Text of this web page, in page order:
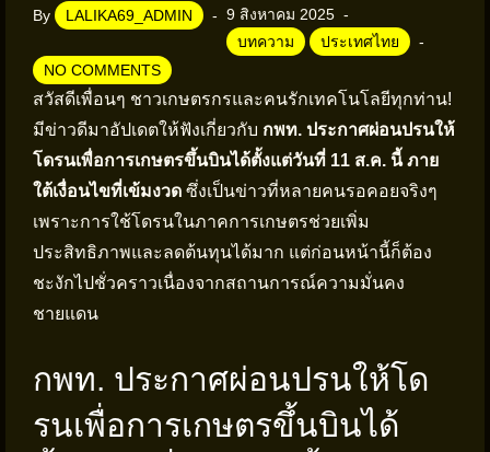
By LALIKA69_ADMIN
9 สิงหาคม 2025
บทความ
ประเทศไทย
NO COMMENTS
สวัสดีเพื่อนๆ ชาวเกษตรกรและคนรักเทคโนโลยีทุกท่าน!
มีข่าวดีมาอัปเดตให้ฟังเกี่ยวกับ กพท. ประกาศผ่อนปรนให้
โดรนเพื่อการเกษตรขึ้นบินได้ตั้งแต่วันที่ 11 ส.ค. นี้ ภาย
ใต้เงื่อนไขที่เข้มงวด ซึ่งเป็นข่าวที่หลายคนรอคอยจริงๆ
เพราะการใช้โดรนในภาคการเกษตรช่วยเพิ่ม
ประสิทธิภาพและลดต้นทุนได้มาก แต่ก่อนหน้านี้ก็ต้อง
ชะงักไปชั่วคราวเนื่องจากสถานการณ์ความมั่นคง
ชายแดน
กพท. ประกาศผ่อนปรนให้โด
รนเพื่อการเกษตรขึ้นบินได้